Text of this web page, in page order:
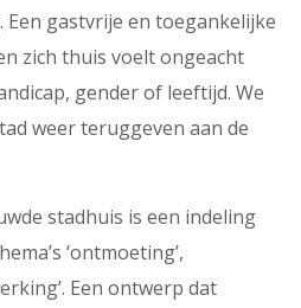
gastvrije en toegankelijke
zich thuis voelt ongeacht
gender of leeftijd. We
weer teruggeven aan de
stadhuis is een indeling
‘ontmoeting’,
Een ontwerp dat